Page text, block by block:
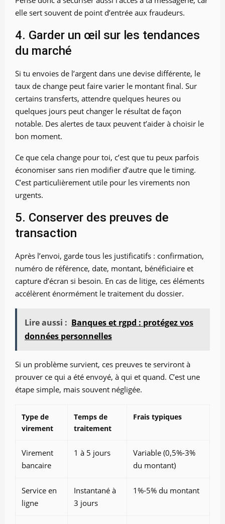
elle sert souvent de point d’entrée aux fraudeurs.
4. Garder un œil sur les tendances
du marché
Si tu envoies de l’argent dans une devise différente, le
taux de change peut faire varier le montant final. Sur
certains transferts, attendre quelques heures ou
quelques jours peut changer le résultat de façon
notable. Des alertes de taux peuvent t’aider à choisir le
bon moment.
Ce que cela change pour toi, c’est que tu peux parfois
économiser sans rien modifier d’autre que le timing.
C’est particulièrement utile pour les virements non
urgents.
5. Conserver des preuves de
transaction
Après l’envoi, garde tous les justificatifs : confirmation,
numéro de référence, date, montant, bénéficiaire et
capture d’écran si besoin. En cas de litige, ces éléments
accélèrent énormément le traitement du dossier.
Lire aussi : Banques et rgpd : protégez vos
données personnelles
Si un problème survient, ces preuves te serviront à
prouver ce qui a été envoyé, à qui et quand. C’est une
étape simple, mais souvent négligée.
Type de
virement
Temps de
traitement
Frais typiques
Virement
bancaire
1 à 5 jours
Variable (0,5%-3%
du montant)
Service en
ligne
Instantané à
3 jours
1%-5% du montant